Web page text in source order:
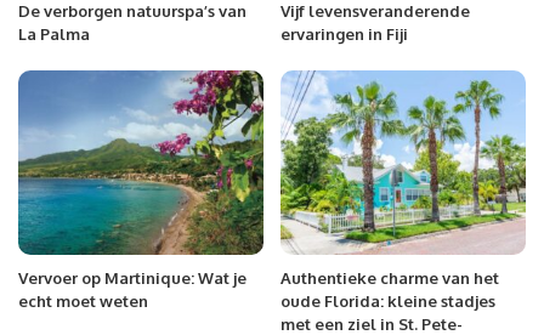
De verborgen natuurspa’s van
La Palma
Vijf levensveranderende
ervaringen in Fiji
Vervoer op Martinique: Wat je
echt moet weten
Authentieke charme van het
oude Florida: kleine stadjes
met een ziel in St. Pete-